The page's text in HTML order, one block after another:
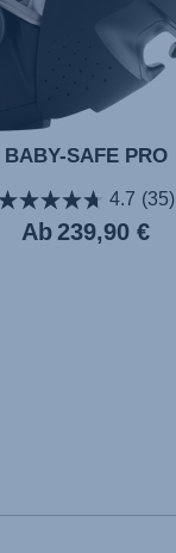
BABY-SAFE PRO
4.7 (35)
Ab239,90 €